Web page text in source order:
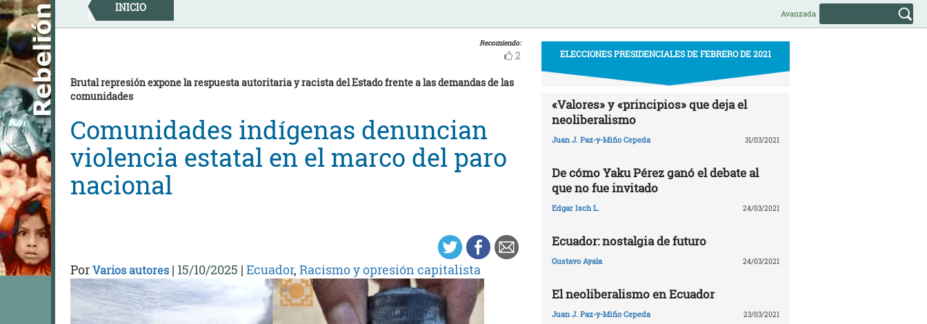
Skip
to
content
INICIO Avanzada
Recomiendo:
2
Brutal represión expone la respuesta autoritaria y racista del Estado frente a las demandas de las
comunidades
Comunidades indígenas denuncian
violencia estatal en el marco del paro
nacional
PorVarios autores | 15/10/2025 | Ecuador, Racismo y opresión capitalista
ELECCIONES PRESIDENCIALES DE FEBRERO DE 2021
«Valores» y «principios» que deja el
neoliberalismo
Juan J. Paz-y-Miño Cepeda 31/03/2021
De cómo Yaku Pérez ganó el debate al
que no fue invitado
Edgar Isch L. 24/03/2021
Ecuador: nostalgia de futuro
Gustavo Ayala 24/03/2021
El neoliberalismo en Ecuador
Juan J. Paz-y-Miño Cepeda 23/03/2021